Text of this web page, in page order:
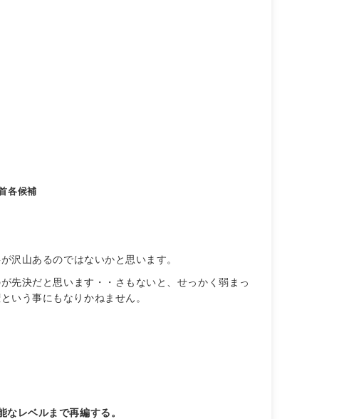
各候補
沢山あるのではないかと思います。
先決だと思います・・さもないと、せっかく弱まっ
いう事にもなりかねません。
レベルまで再編する。